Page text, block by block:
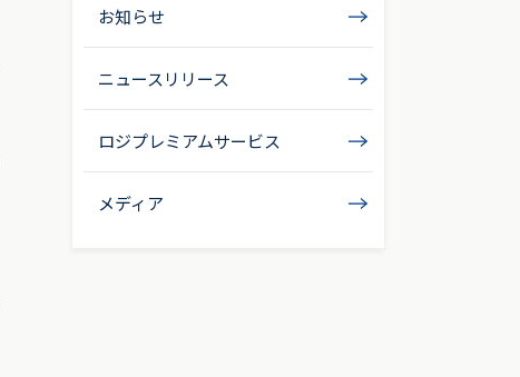
お知らせ
ニュースリリース
ロジプレミアムサービス
メディア